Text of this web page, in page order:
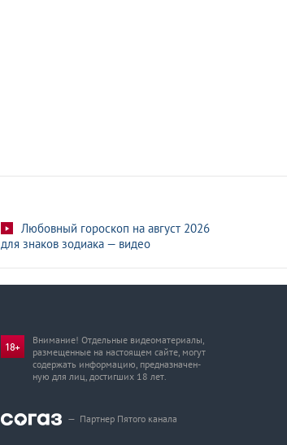
Любовный гороскоп на август 2026
для знаков зодиака — видео
Внимание! Отдельные видеоматериалы,
размещенные на настоящем сайте, могут
содержать информацию, предназначен­
ную для лиц, достигших 18 лет.
— Партнер Пятого канала